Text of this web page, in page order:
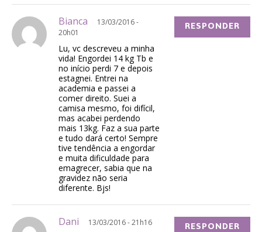
Bianca
13/03/2016 -
20h01
Lu, vc descreveu a minha
vida! Engordei 14 kg Tb e
no início perdi 7 e depois
estagnei. Entrei na
academia e passei a
comer direito. Suei a
camisa mesmo, foi difícil,
mas acabei perdendo
mais 13kg. Faz a sua parte
e tudo dará certo! Sempre
tive tendência a engordar
e muita dificuldade para
emagrecer, sabia que na
gravidez não seria
diferente. Bjs!
RESPONDER
Dani 13/03/2016 - 21h16 RESPONDER